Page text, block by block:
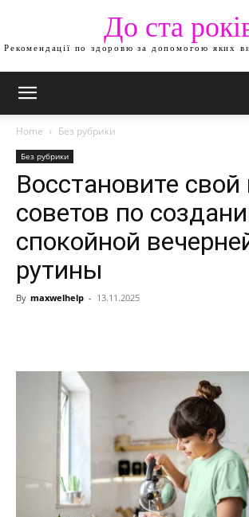
До ста
Рекомендації по здоровю за допомогою яких
Home Без рубрики
Без рубрики
Восстановите свой
советов по
спокойной
рутины
By maxwelhelp - 13.11.2025